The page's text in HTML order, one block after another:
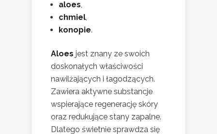
aloes,
chmiel,
konopie.
Aloes jest znany ze swoich
doskonałych właściwości
nawilżających i łagodzących.
Zawiera aktywne substancje
wspierające regenerację skóry
oraz redukujące stany zapalne.
Dlatego świetnie sprawdza się